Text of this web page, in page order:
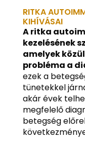
RITKA
KIHÍVÁSAI
A ritka
kezelésének
amelyek
probléma a
ezek a
tünetekkel
akár évek
megfelelő
betegség